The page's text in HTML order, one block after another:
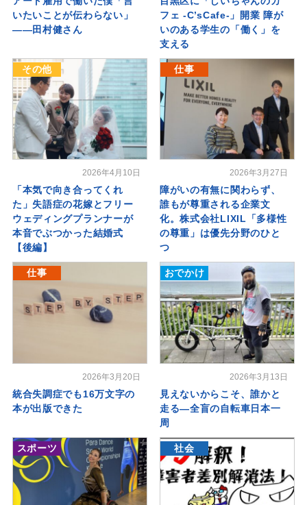
いたいことが伝わらない」
――田村健さん
フェ -C’sCafe-」開業 障が
いのある学生の「働く」を
支える
その他
2026年4月10日
「本気で向き合ってくれ
た」失語症の花嫁とフリー
ウェディングプランナーが
本音でぶつかった結婚式
【後編】
仕事
2026年3月27日
障がいの有無に関わらず、
誰もが尊重される企業文
化。株式会社LIXIL「多様性
の尊重」は優先分野のひと
つ
仕事
2026年3月20日
統合失調症でも16万文字の
本が出版できた
おでかけ
2026年3月13日
見えないからこそ、誰かと
走る―全盲の自転車日本一
周
スポーツ 社会